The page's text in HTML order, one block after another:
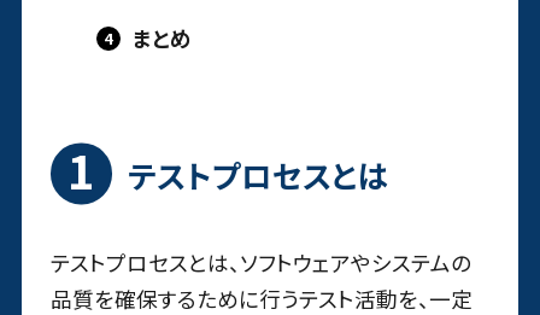
まとめ
テストプロセスとは
テストプロセスとは、ソフトウェアやシステムの
品質を確保するために行うテスト活動を、一定